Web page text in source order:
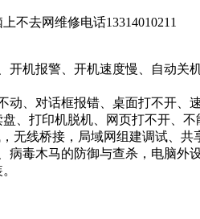
不去网维修电话13314010211
开机报警、开机速度慢、自动
动、对话框报错、桌面打不开
、打印机脱机、网页打不开、不
无线桥接，局域网组建调试、
病毒木马的防御与查杀，电脑